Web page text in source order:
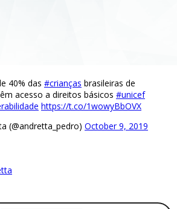
40% das #crianças brasileiras de
acesso a direitos básicos #unicef
https://t.co/1wowyBbOVX
(@andretta_pedro) October 9, 2019